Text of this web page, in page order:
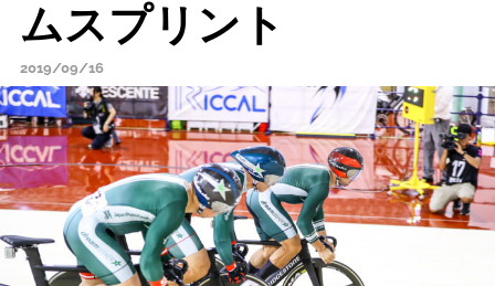
ムスプリント
2019/09/16